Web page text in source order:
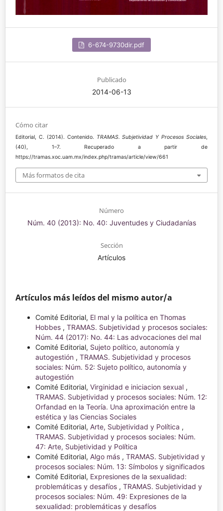
6-674-9730dir.pdf
Publicado
2014-06-13
Cómo citar
Editorial, C. (2014). Contenido. TRAMAS. Subjetividad Y Procesos Sociales,
(40), 1–7. Recuperado a partir de
https://tramas.xoc.uam.mx/index.php/tramas/article/view/661
Más formatos de cita
Número
Núm. 40 (2013): No. 40: Juventudes y Ciudadanías
Sección
Artículos
Artículos más leídos del mismo autor/a
Comité Editorial, El mal y la política en Thomas
Hobbes , TRAMAS. Subjetividad y procesos sociales:
Núm. 44 (2017): No. 44: Las advocaciones del mal
Comité Editorial, Sujeto político, autonomía y
autogestión , TRAMAS. Subjetividad y procesos
sociales: Núm. 52: Sujeto político, autonomía y
autogestión
Comité Editorial, Virginidad e iniciacion sexual ,
TRAMAS. Subjetividad y procesos sociales: Núm. 12:
Orfandad en la Teoría. Una aproximación entre la
estética y las Ciencias Sociales
Comité Editorial, Arte, Subjetividad y Política ,
TRAMAS. Subjetividad y procesos sociales: Núm.
47: Arte, Subjetividad y Política
Comité Editorial, Algo más , TRAMAS. Subjetividad y
procesos sociales: Núm. 13: Símbolos y significados
Comité Editorial, Expresiones de la sexualidad:
problemáticas y desafíos , TRAMAS. Subjetividad y
procesos sociales: Núm. 49: Expresiones de la
sexualidad: problemáticas y desafíos